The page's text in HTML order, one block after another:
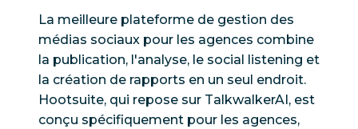
La meilleure plateforme de gestion des
médias sociaux pour les agences combine
la publication, l'analyse, le social listening et
la création de rapports en un seul endroit.
Hootsuite, qui repose sur TalkwalkerAI, est
conçu spécifiquement pour les agences,